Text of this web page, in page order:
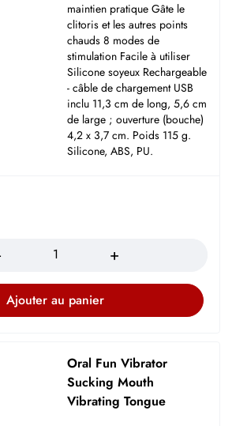
maintien pratique Gâte le
clitoris et les autres points
chauds 8 modes de
stimulation Facile à utiliser
Silicone soyeux Rechargeable
- câble de chargement USB
inclu 11,3 cm de long, 5,6 cm
de large ; ouverture (bouche)
4,2 x 3,7 cm. Poids 115 g.
Silicone, ABS, PU.
Ajouter au panier
Oral Fun Vibrator
Sucking Mouth
Vibrating Tongue